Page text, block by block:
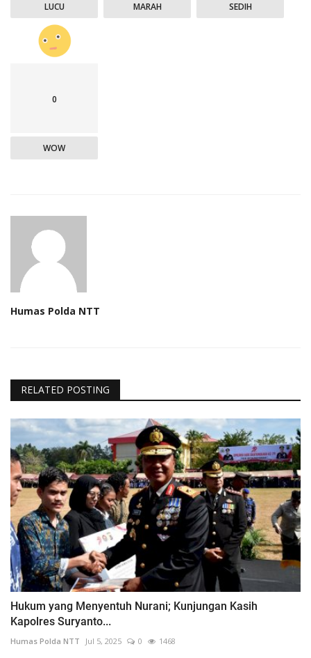
LUCU MARAH SEDIH
0
WOW
Humas Polda NTT
RELATED POSTING
Hukum yang Menyentuh Nurani; Kunjungan Kasih
Kapolres Suryanto...
Humas Polda NTT Jul 5, 2025 0 1468